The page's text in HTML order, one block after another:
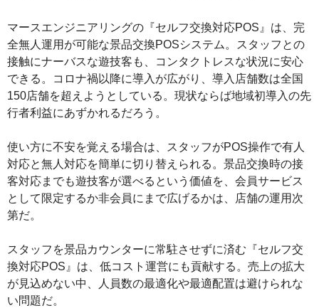
マースエンジニアリングの『セルフ交換対応POS』は、完
全無人運用が可能な景品交換POSシステム。スタッフとの
接触にナーバスな遊技客も、コンタクトレスな状況に安心
できる。コロナ禍以降に導入が広がり、導入店舗数は全国
150店舗を超えようとしている。現状ならば地域初導入の先
行者利益にあずかれるだろう。
使い方に不安を覚える場合は、スタッフがPOS操作で有人
対応と無人対応を簡単に切り替えられる。景品交換時の接
客対応までも遊技客が選べるという価値を、会員サービス
として限定するか非会員にまで広げるかは、店舗の運用次
第だ。
スタッフを景品カウンターに常駐させずに済む『セルフ交
換対応POS』は、低コスト運営にも貢献する。売上の拡大
が見込めない中、人員数の最適化や最適配置は避けられな
い問題だ。